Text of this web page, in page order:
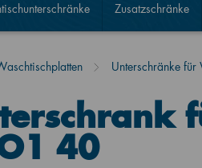
Zusatzschränke
Unterschränke für
40